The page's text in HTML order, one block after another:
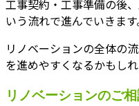
工事契約・工事準備の後
いう流れで進んでいきます
リノベーションの全体の
を進めやすくなるかもしれ
リノベーションのご